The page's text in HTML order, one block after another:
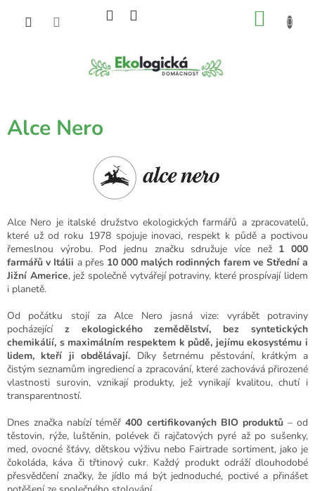
Alce Nero
Alce Nero je italské družstvo ekologických farmářů a zpracovatelů,
které už od roku 1978 spojuje inovaci, respekt k půdě a poctivou
řemeslnou výrobu. Pod jednu značku sdružuje více než 1 000
farmářů v Itálii a přes 10 000 malých rodinných farem ve Střední a
Jižní Americe, jež společně vytvářejí potraviny, které prospívají lidem
i planetě.
Od počátku stojí za Alce Nero jasná vize: vyrábět potraviny
pocházející z ekologického zemědělství, bez syntetických
chemikálií, s maximálním respektem k půdě, jejímu ekosystému i
lidem, kteří ji obdělávají. Díky šetrnému pěstování, krátkým a
čistým seznamům ingrediencí a zpracování, které zachovává přirozené
vlastnosti surovin, vznikají produkty, jež vynikají kvalitou, chutí i
transparentností.
Dnes značka nabízí téměř400 certifikovaných BIO produktů– od
těstovin, rýže, luštěnin, polévek či rajčatových pyré až po sušenky,
med, ovocné šťávy, dětskou výživu nebo Fairtrade sortiment, jako je
čokoláda, káva či třtinový cukr. Každý produkt odráží dlouhodobé
přesvědčení značky, že jídlo má být jednoduché, poctivé a přinášet